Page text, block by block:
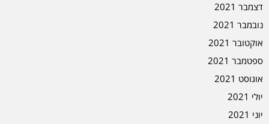
דצמבר 2021
נובמבר 2021
אוקטובר 2021
ספטמבר 2021
אוגוסט 2021
יולי 2021
יוני 2021